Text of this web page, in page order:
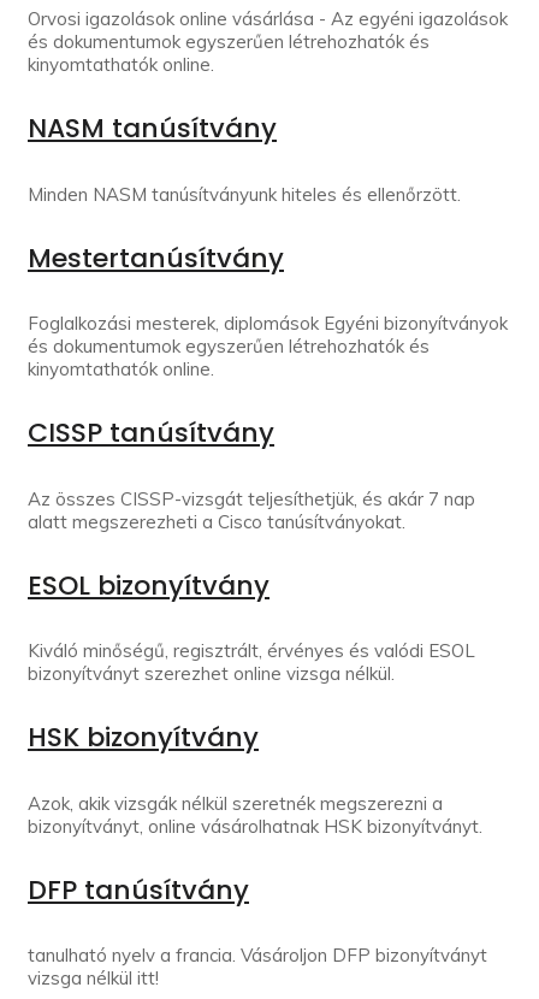
Orvosi igazolások online vásárlása - Az egyéni igazolások
és dokumentumok egyszerűen létrehozhatók és
kinyomtathatók online.
NASM tanúsítvány
Minden NASM tanúsítványunk hiteles és ellenőrzött.
Mestertanúsítvány
Foglalkozási mesterek, diplomások Egyéni bizonyítványok
és dokumentumok egyszerűen létrehozhatók és
kinyomtathatók online.
CISSP tanúsítvány
Az összes CISSP-vizsgát teljesíthetjük, és akár 7 nap
alatt megszerezheti a Cisco tanúsítványokat.
ESOL bizonyítvány
Kiváló minőségű, regisztrált, érvényes és valódi ESOL
bizonyítványt szerezhet online vizsga nélkül.
HSK bizonyítvány
Azok, akik vizsgák nélkül szeretnék megszerezni a
bizonyítványt, online vásárolhatnak HSK bizonyítványt.
DFP tanúsítvány
tanulható nyelv a francia. Vásároljon DFP bizonyítványt
vizsga nélkül itt!